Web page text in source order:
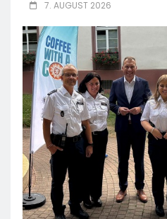
7. AUGUST 2026